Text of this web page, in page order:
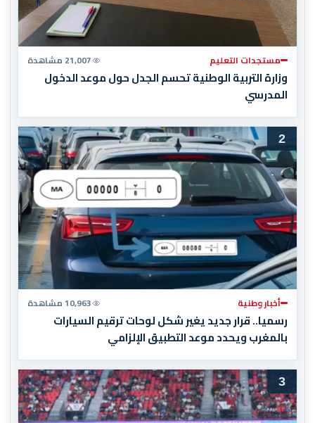
مستجدات التعليم 21,007 مشاهدة
وزارة التربية الوطنية تحسم الجدل حول موعد الدخول
المدرسي
2
أخبار وطنية 10,963 مشاهدة
رسميا.. قرار جديد يغير شكل لوحات ترقيم السيارات
بالمغرب ويحدد موعد التطبيق الإلزامي
3